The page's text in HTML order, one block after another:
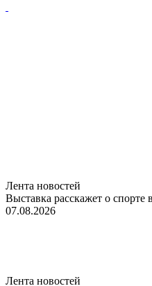
Лента новостей
Выставка расскажет о
07.08.2026
Лента новостей